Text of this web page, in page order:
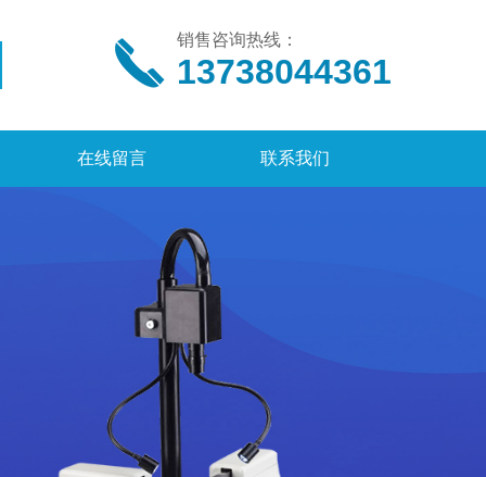
销售咨询热线：
13738044361
在线留言 联系我们